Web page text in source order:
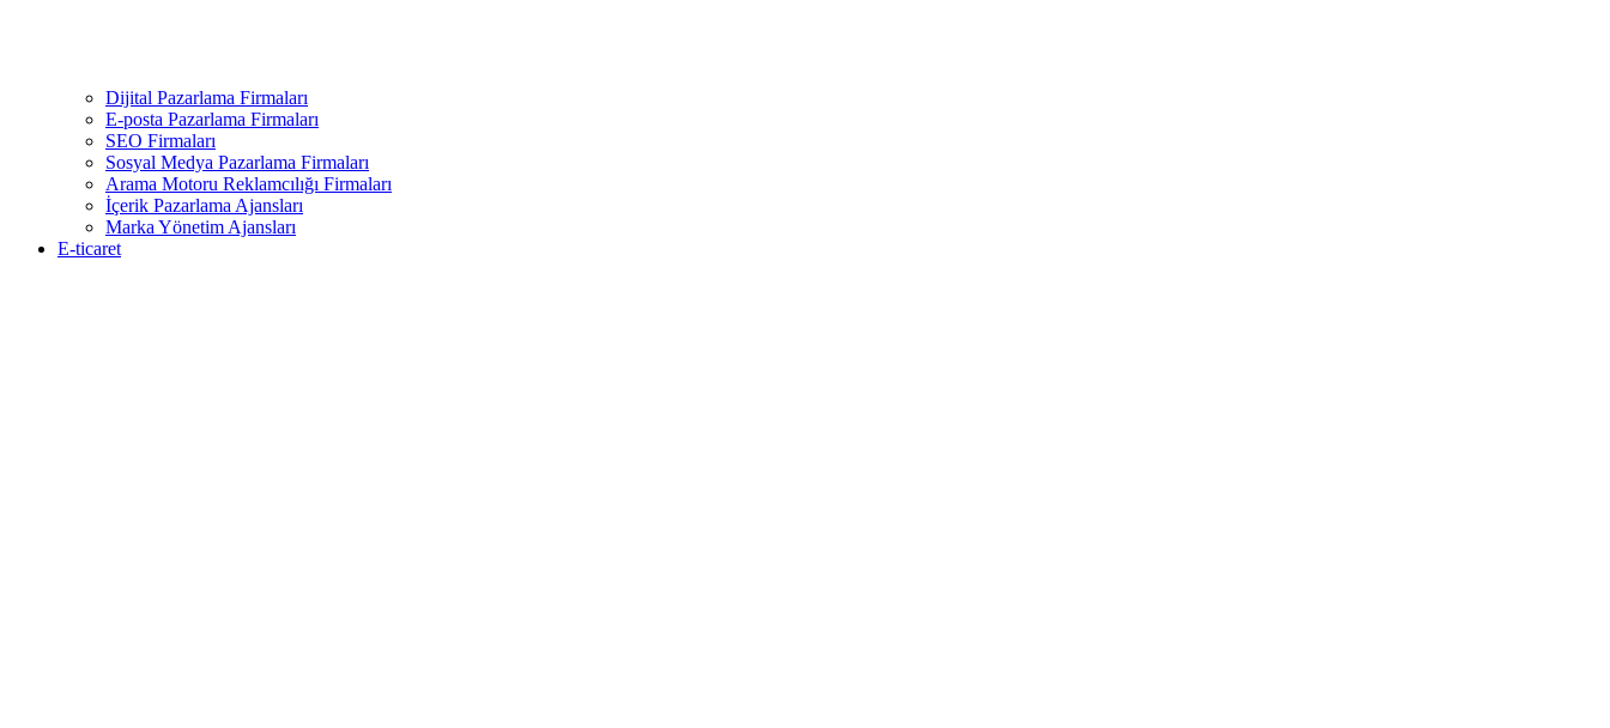
Dijital Pazarlama Firmaları
E-posta Pazarlama Firmaları
SEO Firmaları
Sosyal Medya Pazarlama Firmaları
Arama Motoru Reklamcılığı Firmaları
İçerik Pazarlama Ajansları
Marka Yönetim Ajansları
E-ticaret